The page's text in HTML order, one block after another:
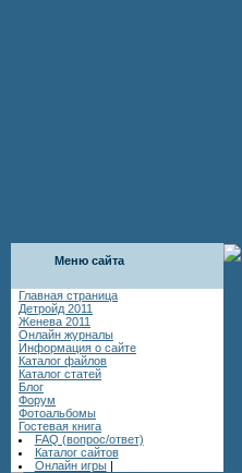
Меню сайта
Главная страница
Детройд 2011
Женева 2011
Онлайн журналы
Информация о сайте
Каталог файлов
Каталог статей
Блог
Форум
Фотоальбомы
Гостевая книга
FAQ (вопрос/ответ)
Каталог сайтов
Онлайн игры |